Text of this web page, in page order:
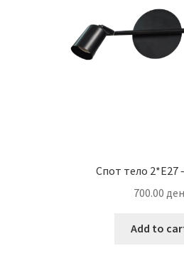
Спот тело 2*E27
700.00 ден
Add to